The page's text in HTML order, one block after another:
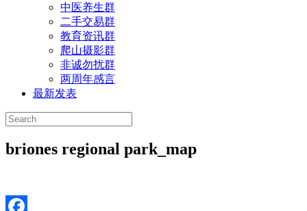
中医养生群
二手交易群
教育资讯群
爬山摄影群
非诚勿扰群
两周年感言
最新发表
briones regional park_map